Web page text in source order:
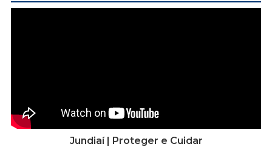
Jundiaí | Proteger e Cuidar